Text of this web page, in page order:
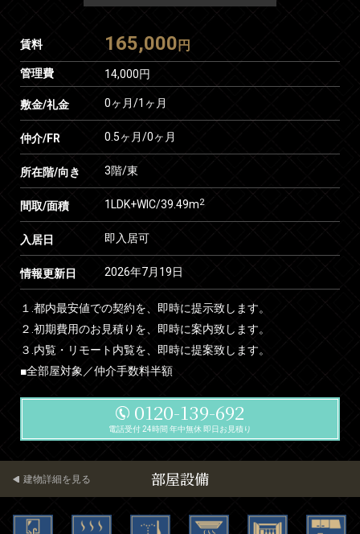
賃料 165,000 円
管理費 14,000円
敷金/礼金 0ヶ月/1ヶ月
仲介/FR 0.5ヶ月/0ヶ月
所在階/向き 3階/東
間取/面積 1LDK+WIC/39.49m2
入居日 即入居可
情報更新日 2026年7月19日
１.都内最安値での契約を、即時に提示致します。
２.初期費用のお見積りを、即時に案内致します。
３.内覧・リモート内覧を、即時に提案致します。
■全部屋対象／仲介手数料半額
0120-139-692
電話受付 24時間 年中無休 即日お見積り
部屋設備
建物詳細を見る